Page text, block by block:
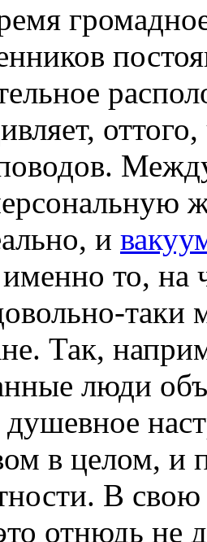
и
именно то,
Так,
люди
душевное
в целом, и
В
отнюдь не